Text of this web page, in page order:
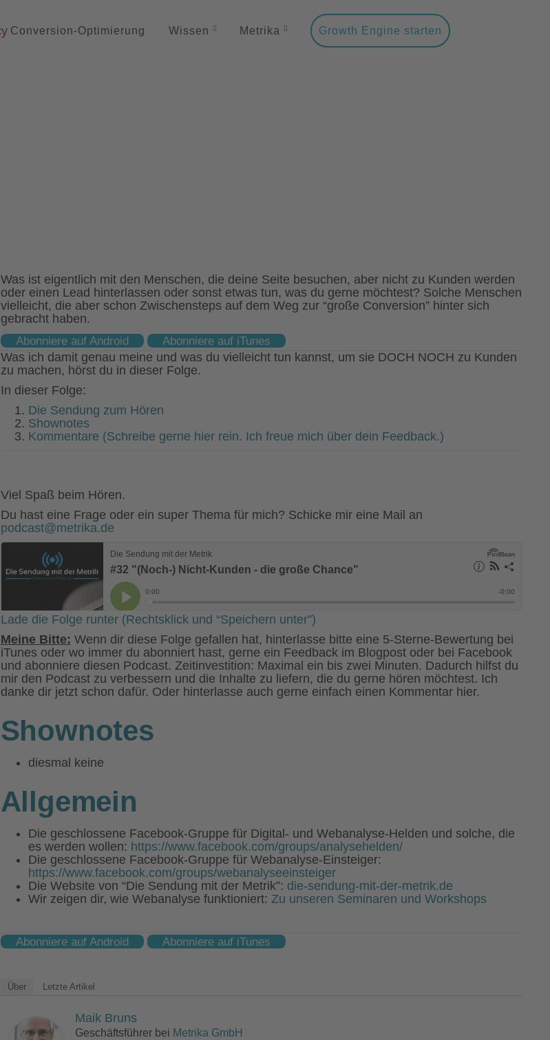
Conversion-Optimierung Wissen Metrika Growth Engine starten
Was ist eigentlich mit den Menschen, die deine Seite besuchen, aber nicht zu Kunden werden
oder einen Lead hinterlassen oder sonst etwas tun, was du gerne möchtest? Solche Menschen
vielleicht, die aber schon Zwischensteps auf dem Weg zur “große Conversion” hinter sich
gebracht haben.
Abonniere auf Android Abonniere auf iTunes
Was ich damit genau meine und was du vielleicht tun kannst, um sie DOCH NOCH zu Kunden
zu machen, hörst du in dieser Folge.
In dieser Folge:
Die Sendung zum Hören
Shownotes
Kommentare (Schreibe gerne hier rein. Ich freue mich über dein Feedback.)
Viel Spaß beim Hören.
Du hast eine Frage oder ein super Thema für mich? Schicke mir eine Mail an
podcast@metrika.de
Lade die Folge runter (Rechtsklick und “Speichern unter”)
Meine Bitte: Wenn dir diese Folge gefallen hat, hinterlasse bitte eine 5-Sterne-Bewertung bei
iTunes oder wo immer du abonniert hast, gerne ein Feedback im Blogpost oder bei Facebook
und abonniere diesen Podcast. Zeitinvestition: Maximal ein bis zwei Minuten. Dadurch hilfst du
mir den Podcast zu verbessern und die Inhalte zu liefern, die du gerne hören möchtest. Ich
danke dir jetzt schon dafür. Oder hinterlasse auch gerne einfach einen Kommentar hier.
Shownotes
diesmal keine
Allgemein
Die geschlossene Facebook-Gruppe für Digital- und Webanalyse-Helden und solche, die
es werden wollen: https://www.facebook.com/groups/analysehelden/
Die geschlossene Facebook-Gruppe für Webanalyse-Einsteiger:
https://www.facebook.com/groups/webanalyseeinsteiger
Die Website von “Die Sendung mit der Metrik”: die-sendung-mit-der-metrik.de
Wir zeigen dir, wie Webanalyse funktioniert: Zu unseren Seminaren und Workshops
Abonniere auf Android Abonniere auf iTunes
Über Letzte Artikel
Maik Bruns
Geschäftsführerbei Metrika GmbH